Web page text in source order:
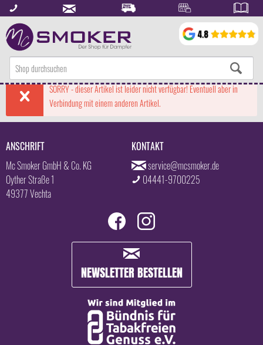
SORRY - dieser Artikel ist leider nicht verfügbar! Eventuell aber in
Verbindung mit einem anderen Artikel.
ANSCHRIFT
Mc Smoker GmbH & Co. KG
Oyther Straße 1
49377 Vechta
KONTAKT
service@mcsmoker.de
04441-9700225
NEWSLETTER BESTELLEN